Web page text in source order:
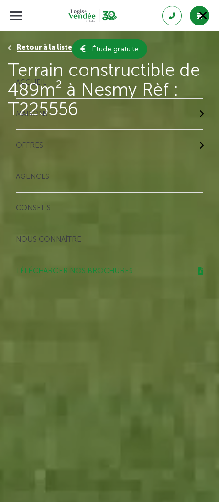
Étude gratuite
ACCUEIL
MAISONS
OFFRES
AGENCES
CONSEILS
NOUS CONNAÎTRE
TÉLÉCHARGER NOS BROCHURES
Retour à la liste des résultats
Terrain constructible de
489m² à Nesmy Rèf :
T225556